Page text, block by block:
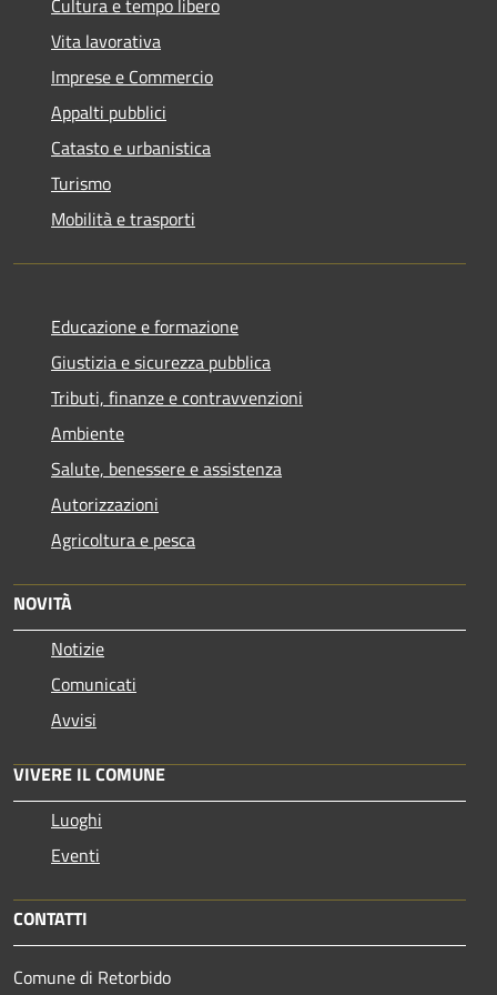
Vita lavorativa
Imprese e Commercio
Appalti pubblici
Catasto e urbanistica
Turismo
Mobilità e trasporti
Educazione e formazione
Giustizia e sicurezza pubblica
Tributi, finanze e contravvenzioni
Ambiente
Salute, benessere e assistenza
Autorizzazioni
Agricoltura e pesca
NOVITÀ
Notizie
Comunicati
Avvisi
VIVERE IL COMUNE
Luoghi
Eventi
CONTATTI
Comune di Retorbido